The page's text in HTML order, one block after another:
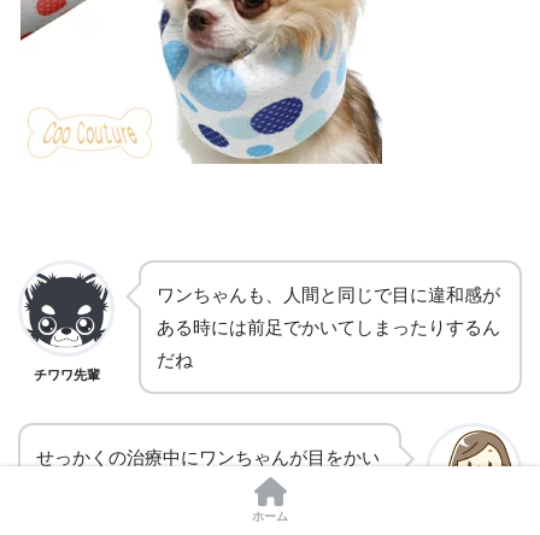
チワワ先輩
ワンちゃんも、人間と同じで目に違和感が
ある時には前足でかいてしまったりするん
だね
せっかくの治療中にワンちゃんが目をかい
ちゃうと、悪化してしまう場合もあるのよ
ね。エリザベスカラーをつけたりして、な
ホーム